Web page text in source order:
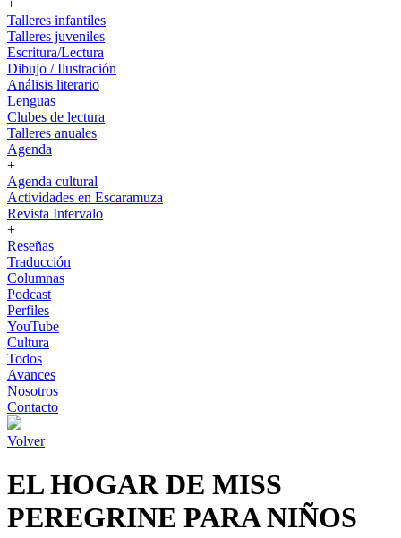
+
Talleres infantiles
Talleres juveniles
Escritura/Lectura
Dibujo / Ilustración
Análisis literario
Lenguas
Clubes de lectura
Talleres anuales
Agenda
+
Agenda cultural
Actividades en Escaramuza
Revista Intervalo
+
Reseñas
Traducción
Columnas
Podcast
Perfiles
YouTube
Cultura
Todos
Avances
Nosotros
Contacto
Volver
EL HOGAR DE MISS
PEREGRINE PARA NIÑOS